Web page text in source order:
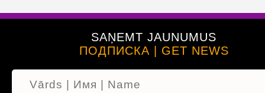
SAŅEMT JAUNUMUS
ПОДПИСКА | GET NEWS